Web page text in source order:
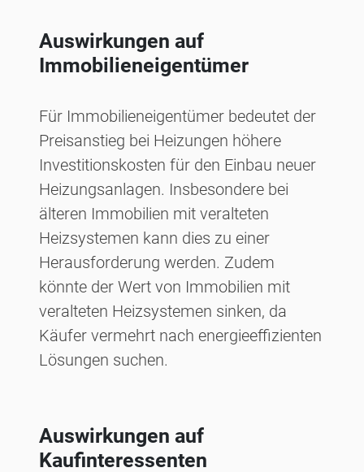
Auswirkungen auf
Immobilieneigentümer
Für Immobilieneigentümer bedeutet der
Preisanstieg bei Heizungen höhere
Investitionskosten für den Einbau neuer
Heizungsanlagen. Insbesondere bei
älteren Immobilien mit veralteten
Heizsystemen kann dies zu einer
Herausforderung werden. Zudem
könnte der Wert von Immobilien mit
veralteten Heizsystemen sinken, da
Käufer vermehrt nach energieeffizienten
Lösungen suchen.
Auswirkungen auf
Kaufinteressenten